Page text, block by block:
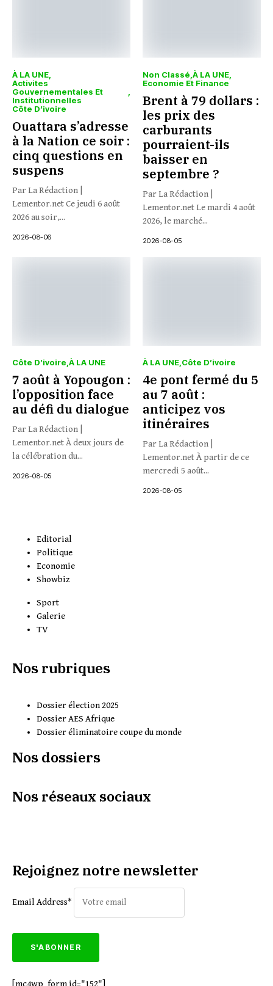
À LA UNE
Activites
Gouvernementales Et
Institutionnelles
Côte D’ivoire
Ouattara s’adresse
à la Nation ce soir :
cinq questions en
suspens
Par La Rédaction |
Lementor.net Ce jeudi 6 août
2026 au soir,...
2026-08-06
Non Classé À LA UNE
Economie Et Finance
Brent à 79 dollars :
les prix des
carburants
pourraient-ils
baisser en
septembre ?
Par La Rédaction |
Lementor.net Le mardi 4 août
2026, le marché...
2026-08-05
Côte D’ivoire À LA UNE
7 août à Yopougon :
l’opposition face
au défi du dialogue
Par La Rédaction |
Lementor.net À deux jours de
la célébration du...
2026-08-05
À LA UNE Côte D’ivoire
4e pont fermé du 5
au 7 août :
anticipez vos
itinéraires
Par La Rédaction |
Lementor.net À partir de ce
mercredi 5 août...
2026-08-05
Editorial
Politique
Economie
Showbiz
Sport
Galerie
TV
Nos rubriques
Dossier élection 2025
Dossier AES Afrique
Dossier éliminatoire coupe du monde
Nos dossiers
Nos réseaux sociaux
Rejoignez notre newsletter
Email Address*
[mc4wp_form id="152"]